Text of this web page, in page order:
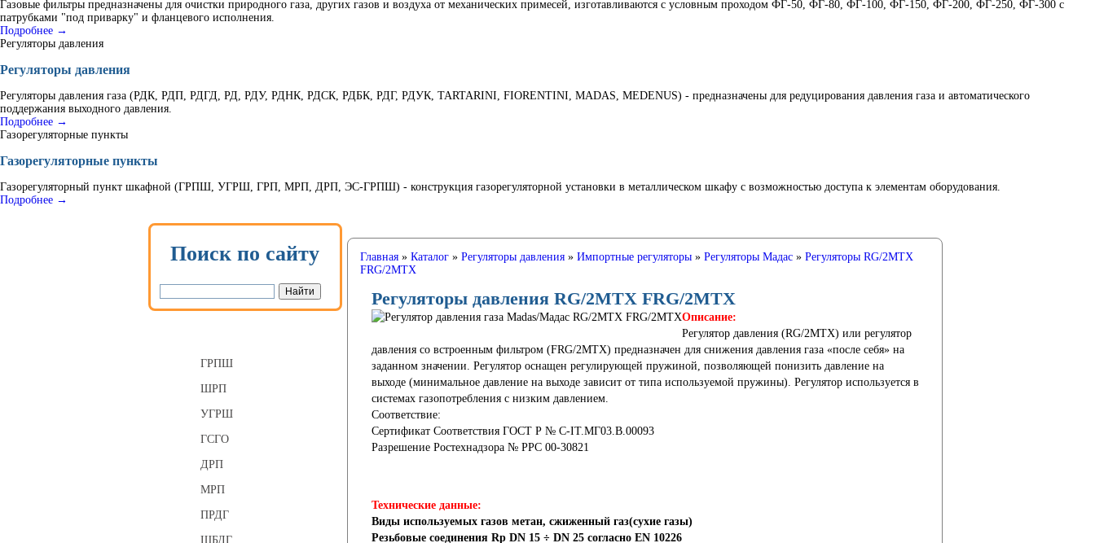
Газовые фильтры предназначены для очистки природного газа, других газов и воздуха от механических примесей, изготавливаются с условным проходом ФГ-50, ФГ-80, ФГ-100, ФГ-150, ФГ-200, ФГ-250, ФГ-300 с
патрубками "под приварку" и фланцевого исполнения.
Подробнее →
Регуляторы давления
Регуляторы давления
Регуляторы давления газа (РДК, РДП, РДГД, РД, РДУ, РДНК, РДСК, РДБК, РДГ, РДУК, TARTARINI, FIORENTINI, MADAS, MEDENUS) - предназначены для редуцирования давления газа и автоматического
поддержания выходного давления.
Подробнее →
Газорегуляторные пункты
Газорегуляторные пункты
Газорегуляторный пункт шкафной (ГРПШ, УГРШ, ГРП, МРП, ДРП, ЭС-ГРПШ) - конструкция газорегуляторной установки в металлическом шкафу с возможностью доступа к элементам оборудования.
Подробнее →
Поиск по сайту
ГРПШ
ШРП
УГРШ
ГСГО
ДРП
МРП
ПРДГ
ШБДГ
Главная» Каталог» Регуляторы давления» Импортные регуляторы» Регуляторы Мадас» Регуляторы RG/2MTX
FRG/2MTX
Регуляторы давления RG/2MTX FRG/2MTX
Описание:
Регулятор давления (RG/2MТX) или регулятор
давления со встроенным фильтром (FRG/2MТX) предназначен для снижения давления газа «после себя» на
заданном значении. Регулятор оснащен регулирующей пружиной, позволяющей понизить давление на
выходе (минимальное давление на выходе зависит от типа используемой пружины). Регулятор используется в
системах газопотребления с низким давлением.
Соответствие:
Сертификат Соответствия ГОСТ Р № C-IT.МГ03.B.00093
Разрешение Ростехнадзора № РРС 00-30821
Технические данные:
Виды используемых газов метан, сжиженный газ(сухие газы)
Резьбовые соединения RpDN 15 ÷ DN 25 согласно EN 10226